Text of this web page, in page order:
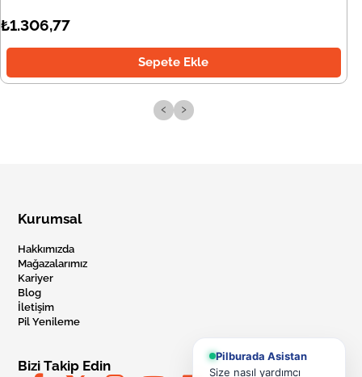
₺1.306,77
Sepete Ekle
‹ ›
Kurumsal
Hakkımızda
Mağazalarımız
Kariyer
Blog
İletişim
Pil Yenileme
Bizi Takip Edin
Pilburada Asistan
Size nasıl yardımcı